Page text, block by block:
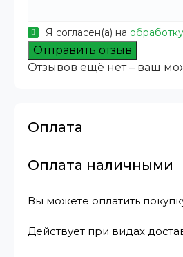
Я согласен(а) на
Отправить отзыв
Отзывов ещё нет – ваш
Оплата
Оплата наличными
Вы можете оплатить
Действует при видах